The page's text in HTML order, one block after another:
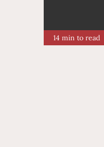
14 min to read